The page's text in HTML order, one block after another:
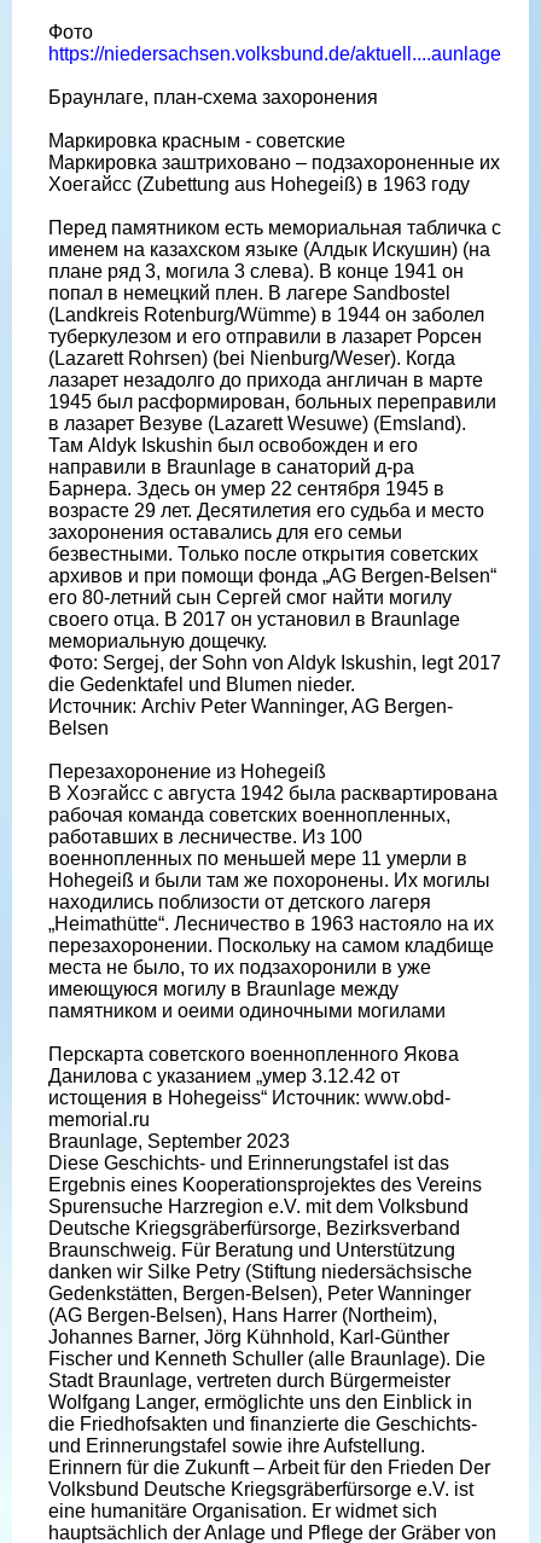
Фото
https://niedersachsen.volksbund.de/aktuell....aunlage
Браунлаге, план-схема захоронения
Маркировка красным - советские
Маркировка заштриховано – подзахороненные их
Хоегайсс (Zubettung aus Hohegeiß) в 1963 году
Перед памятником есть мемориальная табличка с
именем на казахском языке (Алдык Искушин) (на
плане ряд 3, могила 3 слева). В конце 1941 он
попал в немецкий плен. В лагере Sandbostel
(Landkreis Rotenburg/Wümme) в 1944 он заболел
туберкулезом и его отправили в лазарет Рорсен
(Lazarett Rohrsen) (bei Nienburg/Weser). Когда
лазарет незадолго до прихода англичан в марте
1945 был расформирован, больных переправили
в лазарет Везуве (Lazarett Wesuwe) (Emsland).
Там Aldyk Iskushin был освобожден и его
направили в Braunlage в санаторий д-ра
Барнера. Здесь он умер 22 сентября 1945 в
возрасте 29 лет. Десятилетия его судьба и место
захоронения оставались для его семьи
безвестными. Только после открытия советских
архивов и при помощи фонда „AG Bergen-Belsen“
его 80-летний сын Сергей смог найти могилу
своего отца. В 2017 он установил в Braunlage
мемориальную дощечку.
Фото: Sergej, der Sohn von Aldyk Iskushin, legt 2017
die Gedenktafel und Blumen nieder.
Источник: Archiv Peter Wanninger, AG Bergen-
Belsen
Перезахоронение из Hohegeiß
В Хоэгайсс с августа 1942 была расквартирована
рабочая команда советских военнопленных,
работавших в лесничестве. Из 100
военнопленных по меньшей мере 11 умерли в
Hohegeiß и были там же похоронены. Их могилы
находились поблизости от детского лагеря
„Heimathütte“. Лесничество в 1963 настояло на их
перезахоронении. Поскольку на самом кладбище
места не было, то их подзахоронили в уже
имеющуюся могилу в Braunlage между
памятником и оеими одиночными могилами
Перскарта советского военнопленного Якова
Данилова с указанием „умер 3.12.42 от
истощения в Hohegeiss“ Источник: www.obd-
memorial.ru
Braunlage, September 2023
Diese Geschichts- und Erinnerungstafel ist das
Ergebnis eines Kooperationsprojektes des Vereins
Spurensuche Harzregion e.V. mit dem Volksbund
Deutsche Kriegsgräberfürsorge, Bezirksverband
Braunschweig. Für Beratung und Unterstützung
danken wir Silke Petry (Stiftung niedersächsische
Gedenkstätten, Bergen-Belsen), Peter Wanninger
(AG Bergen-Belsen), Hans Harrer (Northeim),
Johannes Barner, Jörg Kühnhold, Karl-Günther
Fischer und Kenneth Schuller (alle Braunlage). Die
Stadt Braunlage, vertreten durch Bürgermeister
Wolfgang Langer, ermöglichte uns den Einblick in
die Friedhofsakten und finanzierte die Geschichts-
und Erinnerungstafel sowie ihre Aufstellung.
Erinnern für die Zukunft – Arbeit für den Frieden Der
Volksbund Deutsche Kriegsgräberfürsorge e.V. ist
eine humanitäre Organisation. Er widmet sich
hauptsächlich der Anlage und Pflege der Gräber von